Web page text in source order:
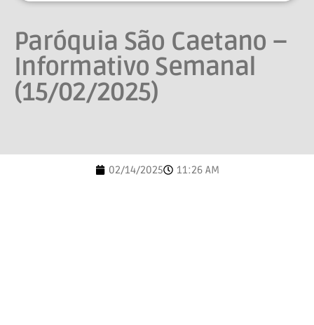
Paróquia São Caetano –
Informativo Semanal
(15/02/2025)
02/14/2025 11:26 AM